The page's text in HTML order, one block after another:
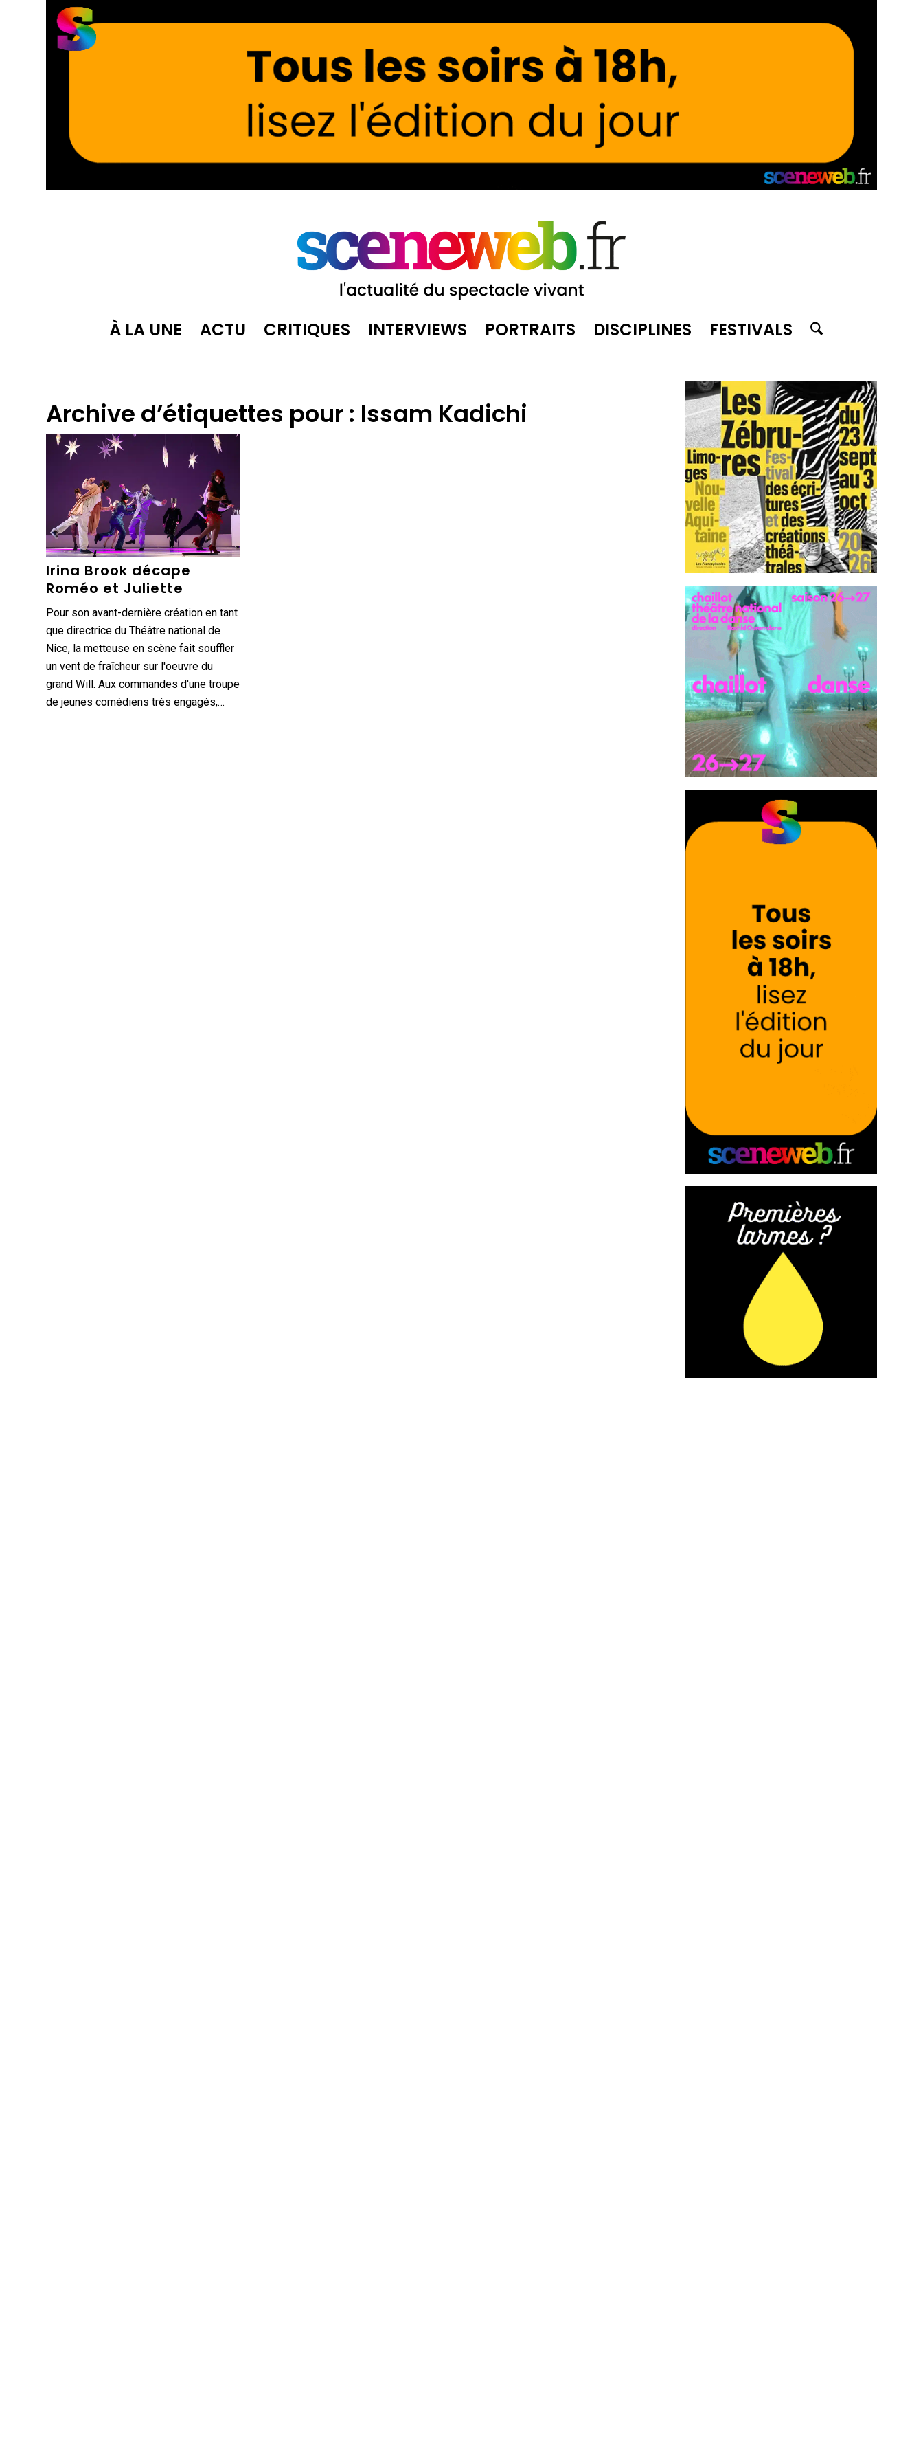
À LA UNE ACTU CRITIQUES INTERVIEWS PORTRAITS DISCIPLINES FESTIVALS
Archive d’étiquettes pour : Issam Kadichi
Irina Brook décape
Roméo et Juliette
Pour son avant-dernière création en tant
que directrice du Théâtre national de
Nice, la metteuse en scène fait souffler
un vent de fraîcheur sur l'oeuvre du
grand Will. Aux commandes d'une troupe
de jeunes comédiens très engagés,…